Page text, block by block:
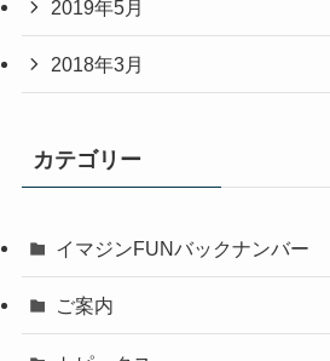
2019年5月
2018年3月
カテゴリー
イマジンFUNバックナンバー
ご案内